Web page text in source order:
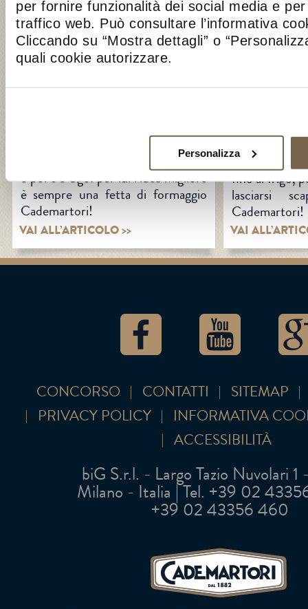
per fornire funzionalità dei social media e
traffico web. Può consultare l’informativa
Cliccando su “Mostra dettagli” o
quali cookie autorizzare.
Personalizza
27 JANUARY 2017
C’è chi va alla ricerca di idee nuove
e poi c’è Ugo: per lui l’idea migliore
è sempre una fetta di formaggio
Cademartori!
VAI ALL’ARTICOLO >>
BURNING
Anche Ugo
fino al frigo,
lasciarsi
Cademartori!
VAI
CONCORSO CONTATTI
SITEMAP
PRIVACY POLICY
INFORMATIVA
ACCESSIBILITÀ
biG S.r.l. - Largo Tazio Nuvolari
Milano - Italia | Tel. +39 02 43356
+39 02 43356 460